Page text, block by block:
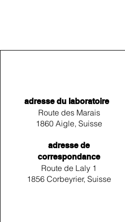
adresse du laboratoire
Route des Marais
1860 Aigle, Suisse
adresse de
correspondance
Route de Laly 1
1856 Corbeyrier, Suisse